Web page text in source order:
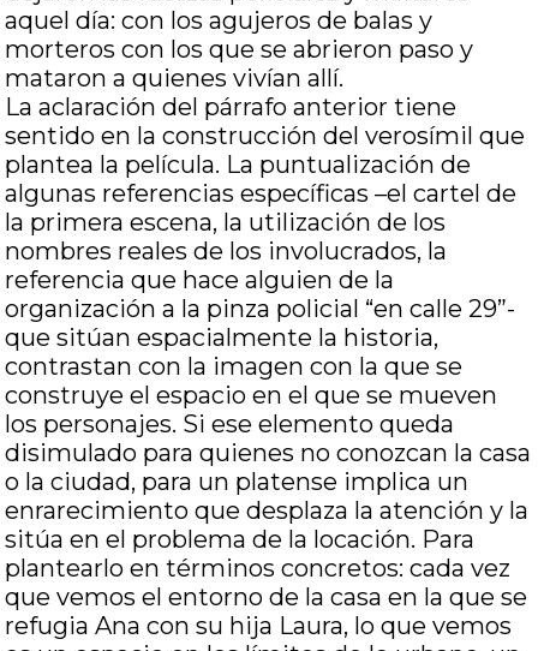
aquel día: con los agujeros de balas y
morteros con los que se abrieron paso y
mataron a quienes vivían allí.
La aclaración del párrafo anterior tiene
sentido en la construcción del verosímil que
plantea la película. La puntualización de
algunas referencias específicas –el cartel de
la primera escena, la utilización de los
nombres reales de los involucrados, la
referencia que hace alguien de la
organización a la pinza policial “en calle 29”-
que sitúan espacialmente la historia,
contrastan con la imagen con la que se
construye el espacio en el que se mueven
los personajes. Si ese elemento queda
disimulado para quienes no conozcan la casa
o la ciudad, para un platense implica un
enrarecimiento que desplaza la atención y la
sitúa en el problema de la locación. Para
plantearlo en términos concretos: cada vez
que vemos el entorno de la casa en la que se
refugia Ana con su hija Laura, lo que vemos